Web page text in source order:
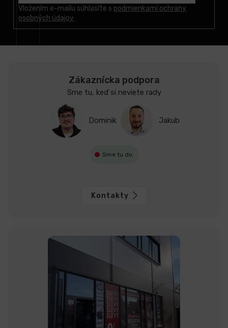
Vložením e-mailu súhlasíte s podmienkami ochrany
osobných údajov
Zákaznícka podpora
Sme tu, keď si neviete rady
Dominik Jakub
Sme tu do
Kontakty